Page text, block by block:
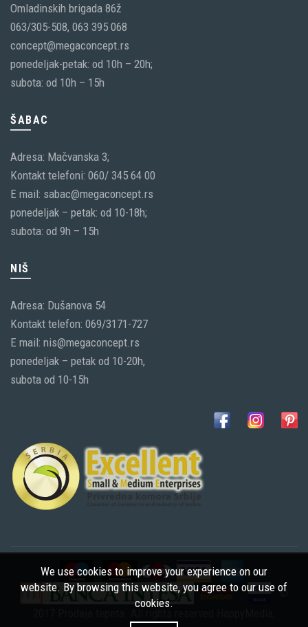
Omladinskih brigada 86ž
063/305-508, 063 395 068
concept@megaconcept.rs
ponedeljak-petak: od 10h – 20h;
subota: od 10h – 15h
ŠABAC
Adresa: Mačvanska 3;
Kontakt telefoni: 060/ 345 64 00
E mail: sabac@megaconcept.rs
ponedeljak – petak: od 10-18h;
subota: od 9h – 15h
NIŠ
Adresa: Dušanova 54
Kontakt telefon: 069/3171-727
E mail: nis@megaconcept.rs
ponedeljak – petak od 10-20h,
subota od 10-15h
©
We use cookies to improve your experience on our
website. By browsing this website, you agree to our use of
cookies.